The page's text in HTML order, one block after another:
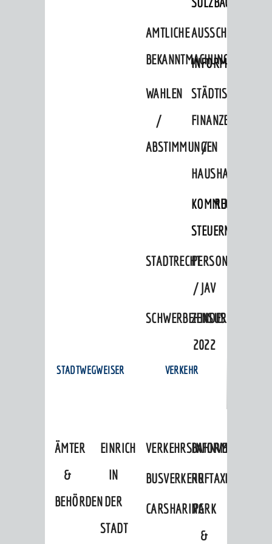
AMTLICHE
BEKANNTMACHUNGEN
WAHLEN
/
ABSTIMMUNGEN
STÄDTISCHE
FINANZEN
/
HAUSHALT
KOMMUNALE
STEUERN
STADTRECHTPERSONALRAT
/ JAV
ZENSUS
2022
STADTWEGWEISER
ÄMTER
&
BEHÖRDEN
EINRICHTUNGEN
IN
DER
STADT
VERKEHR
VERKEHRSINFORMATIONEN
BAHNVERKEHR
BUSVERKEHRRUFTAXI
CARSHARINGPARK
&